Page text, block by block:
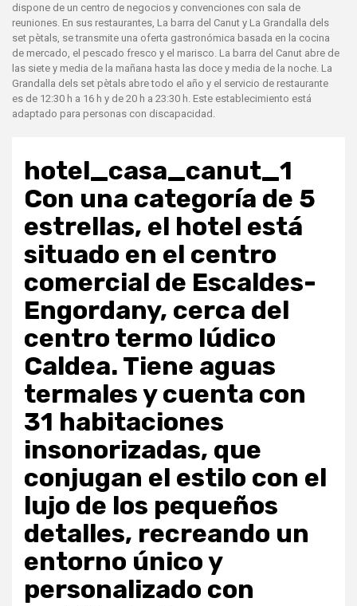
dispone de un centro de negocios y convenciones con sala de
reuniones. En sus restaurantes, La barra del Canut y La Grandalla dels
set pètals, se transmite una oferta gastronómica basada en la cocina
de mercado, el pescado fresco y el marisco. La barra del Canut abre de
las siete y media de la mañana hasta las doce y media de la noche. La
Grandalla dels set pètals abre todo el año y el servicio de restaurante
es de 12:30 h a 16 h y de 20 h a 23:30 h. Este establecimiento está
adaptado para personas con discapacidad.
hotel_casa_canut_1
Con una categoría de 5
estrellas, el hotel está
situado en el centro
comercial de Escaldes-
Engordany, cerca del
centro termo lúdico
Caldea. Tiene aguas
termales y cuenta con
31 habitaciones
insonorizadas, que
conjugan el estilo con el
lujo de los pequeños
detalles, recreando un
entorno único y
personalizado con